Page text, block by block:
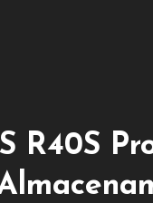
R40S